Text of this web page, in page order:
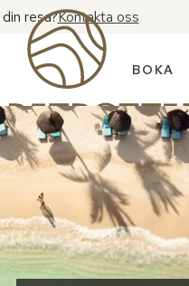
resa?Kontakta oss
BOKA